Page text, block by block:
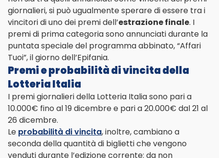
giornalieri, si può ugualmente sperare di essere tra i
vincitori di uno dei premi dell’estrazione finale. I
premi di prima categoria sono annunciati durante la
puntata speciale del programma abbinato, “Affari
Tuoi”, il giorno dell’Epifania.
Premi e probabilità di vincita della
Lotteria Italia
I premi giornalieri della Lotteria Italia sono pari a
10.000€ fino al 19 dicembre e pari a 20.000€ dal 21 al
26 dicembre.
Le probabilità di vincita, inoltre, cambiano a
seconda della quantità di biglietti che vengono
venduti durante l’edizione corrente: da non